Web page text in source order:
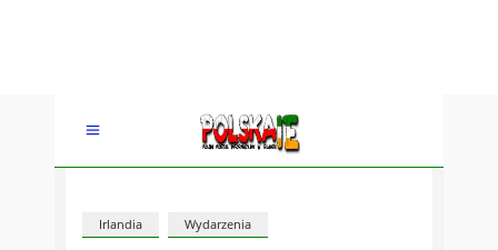
Irlandia Wydarzenia